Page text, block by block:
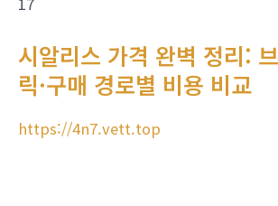
시알리스 가격 완벽 정리:
릭·구매 경로별 비용 비교
https://4n7.vett.top